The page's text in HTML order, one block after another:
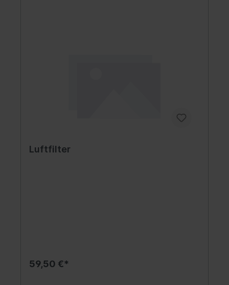
Luftfilter
59,50 €*